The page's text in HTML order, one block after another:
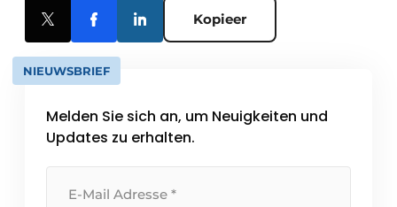
Kopieer
NIEUWSBRIEF
Melden Sie sich an, um Neuigkeiten und
Updates zu erhalten.